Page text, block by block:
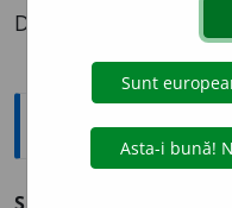
Definiția cu ID-ul
Explicative DEX